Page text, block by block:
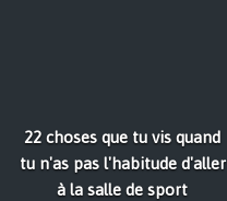
22 choses que tu vis quand
tu n'as pas l'habitude d'aller
à la salle de sport